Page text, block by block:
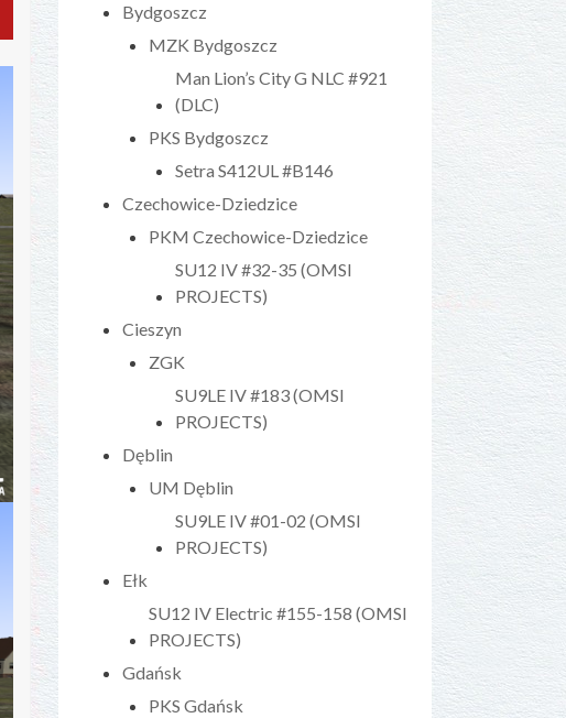
Bydgoszcz
MZK Bydgoszcz
Man Lion’s City G NLC #921
(DLC)
PKS Bydgoszcz
Setra S412UL #B146
Czechowice-Dziedzice
PKM Czechowice-Dziedzice
SU12 IV #32-35 (OMSI
PROJECTS)
Cieszyn
ZGK
SU9LE IV #183 (OMSI
PROJECTS)
Dęblin
UM Dęblin
SU9LE IV #01-02 (OMSI
PROJECTS)
Ełk
SU12 IV Electric #155-158 (OMSI
PROJECTS)
Gdańsk
PKS Gdańsk